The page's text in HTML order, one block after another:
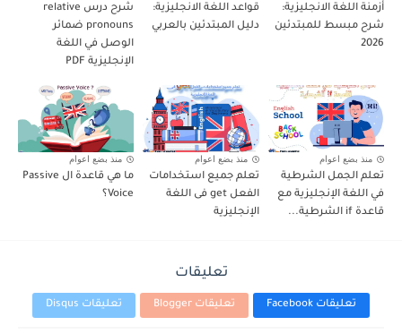
أزمنة اللغة الانجليزية:
شرح مبسط للمبتدئين
2026
قواعد اللغة الانجليزية:
دليل المبتدئين بالعربي
شرح درس relative
pronouns ضمائر
الوصل في اللغة
الإنجليزية PDF
منذ بضع اعوام
تعلم الجمل الشرطية
في اللغة الإنجليزية مع
قاعدة if الشرطية...
منذ بضع اعوام
تعلم جميع استخدامات
الفعل get فى اللغة
الإنجليزية
منذ بضع اعوام
ما هي قاعدة ال Passive
Voice؟
تعليقات
تعليقات Facebook تعليقات Blogger تعليقات Disqus